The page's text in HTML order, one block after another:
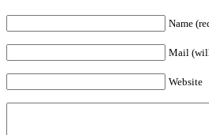
Name
Mail
Website